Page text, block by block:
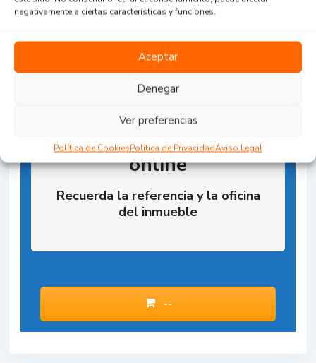
negativamente a ciertas características y funciones.
Aceptar
Denegar
Ver preferencias
Política de CookiesPolítica de PrivacidadAviso Legal
Reserva la Propiedad
online
Recuerda la referencia y la oficina
del inmueble
--